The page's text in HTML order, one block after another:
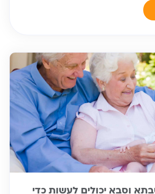
וסבא יכולים לעשות כדי